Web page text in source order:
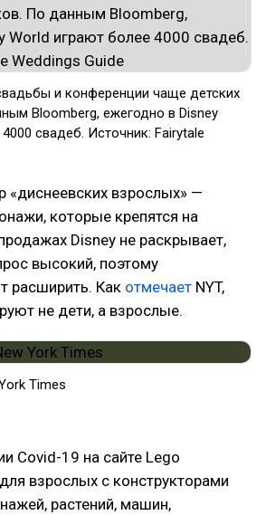
и конференции чаще детских
Bloomberg, ежегодно в Disney
свадеб. Источник: Fairytale
взрослых» —
которые крепятся на
Disney не раскрывает,
высокий, поэтому
расширить. Как отмечает NYT,
не дети, а взрослые.
Times
Covid-19 на сайте Lego
для взрослых с конструкторами
растений, машин,